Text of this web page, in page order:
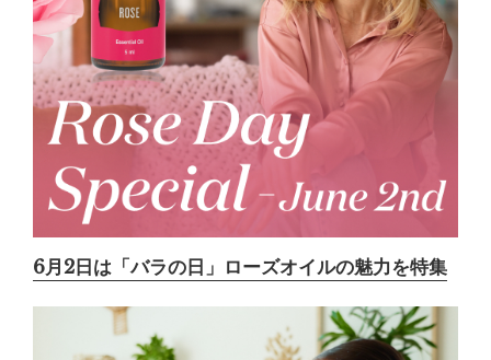
6月2日は「バラの日」ローズオイルの魅力を特集